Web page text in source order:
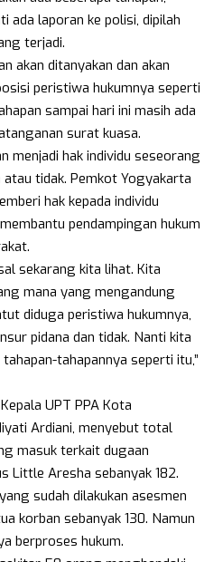
ada laporan ke polisi, dipilah
terjadi.
akan ditanyakan dan akan
peristiwa hukumnya seperti
sampai hari ini masih ada
surat kuasa.
menjadi hak individu seseorang
atau tidak. Pemkot Yogyakarta
hak kepada individu
pendampingan hukum
sekarang kita lihat. Kita
mana yang mengandung
diduga peristiwa hukumnya,
pidana dan tidak. Nanti kita
tahapannya seperti itu,”
UPT PPA Kota
Ardiani, menyebut total
masuk terkait dugaan
Little Aresha sebanyak 182.
sudah dilakukan asesmen
korban sebanyak 130. Namun
berproses hukum.